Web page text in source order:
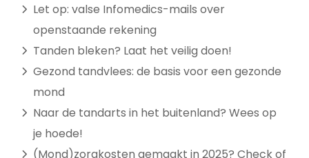
Let op: valse Infomedics-mails over
openstaande rekening
Tanden bleken? Laat het veilig doen!
Gezond tandvlees: de basis voor een gezonde
mond
Naar de tandarts in het buitenland? Wees op
je hoede!
(Mond)zorgkosten gemaakt in 2025? Check of